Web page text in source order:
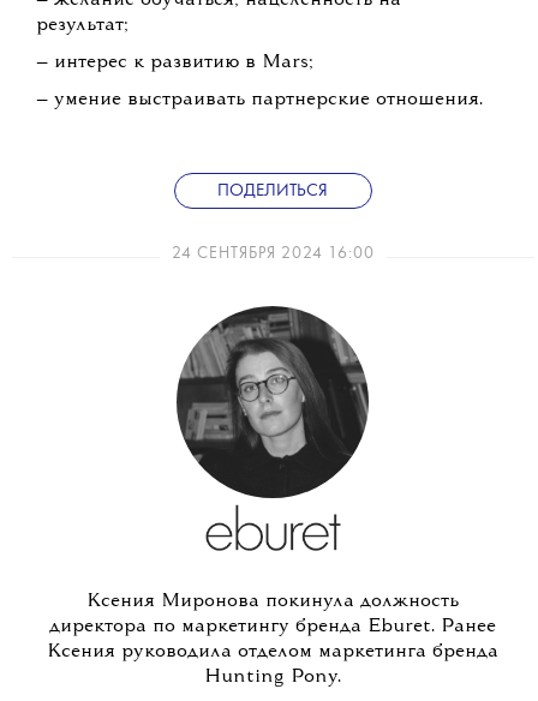
результат;
— интерес к развитию в Mars;
— умение выстраивать партнерские отношения.
ПОДЕЛИТЬСЯ
24 СЕНТЯБРЯ 2024 16:00
Ксения Миронова покинула должность
директора по маркетингу бренда Eburet. Ранее
Ксения руководила отделом маркетинга бренда
Hunting Pony.